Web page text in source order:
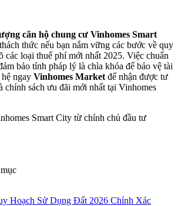
căn hộ chung cư Vinhomes Smart
thức nếu bạn nắm vững các bước về quy
các loại thuế phí mới nhất 2025. Việc chuẩn
bảo tính pháp lý là chìa khóa để bảo vệ tài
ngay Vinhomes Market để nhận được tư
chính sách ưu đãi mới nhất tại Vinhomes
Smart City từ chính chủ đầu tư
Hoạch Sử Dụng Đất 2026 Chính Xác